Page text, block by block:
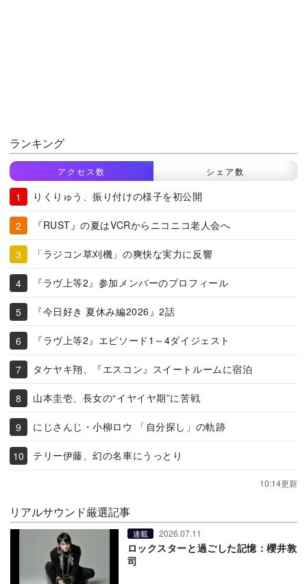
ランキング
アクセス数 シェア数
りくりゅう、振り付けの様子を初公開
『RUST』の夏はVCRからニコニコ老人会へ
「ラジコン草刈機」の爽快な実力に反響
『ラヴ上等2』参加メンバーのプロフィール
『今日好き 夏休み編2026』2話
『ラヴ上等2』エピソード1～4ダイジェスト
タケヤキ翔、『エスコン』スイートルームに宿泊
山本圭壱、長女の“イヤイヤ期”に苦戦
にじさんじ・小柳ロウ 「自分探し」の軌跡
テリー伊藤、幻の名車にうっとり
10:14更新
リアルサウンド厳選記事
連載 2026.07.11
ロックスターと過ごした記憶：櫻井敦
司